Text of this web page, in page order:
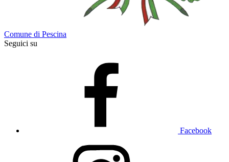
Comune di Pescina
Seguici su
Facebook